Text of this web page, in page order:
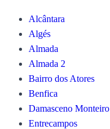
Alcântara
Algés
Almada
Almada 2
Bairro dos Atores
Benfica
Damasceno Monteiro
Entrecampos